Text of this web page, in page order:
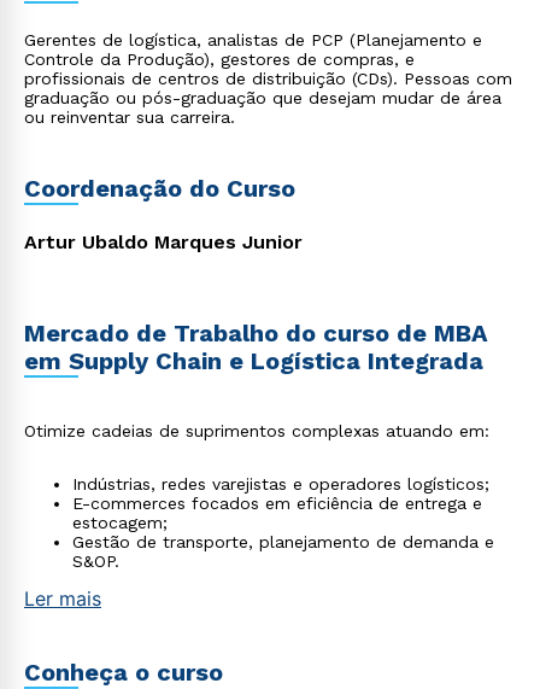
Gerentes de logística, analistas de PCP (Planejamento e
Controle da Produção), gestores de compras, e
profissionais de centros de distribuição (CDs). Pessoas com
graduação ou pós-graduação que desejam mudar de área
ou reinventar sua carreira.
Coordenação do Curso
Artur Ubaldo Marques Junior
Mercado de Trabalho do curso de MBA
em Supply Chain e Logística Integrada
Otimize cadeias de suprimentos complexas atuando em:
Indústrias, redes varejistas e operadores logísticos;
E-commerces focados em eficiência de entrega e
estocagem;
Gestão de transporte, planejamento de demanda e
S&OP.
Ler mais
Conheça o curso